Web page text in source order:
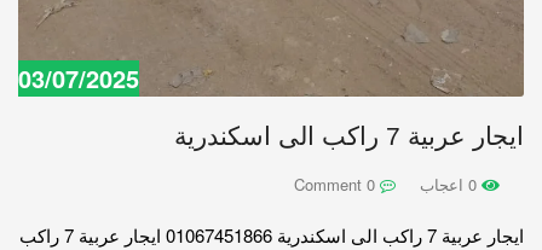
03/07/2025
ايجار عربية 7 راكب الى اسكندرية
ايجار عربية 7 راكب الى اسكندرية 01067451866 ايجار عربية 7 راكب